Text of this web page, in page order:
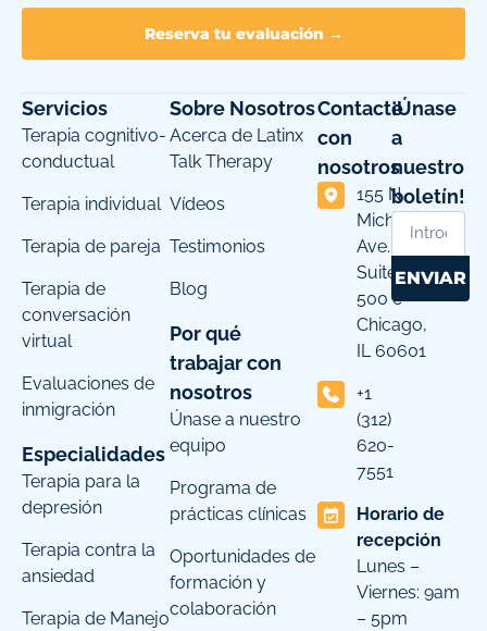
Reserva tu evaluación →
Servicios
Terapia cognitivo-
conductual
Terapia individual
Terapia de pareja
Terapia de
conversación
virtual
Evaluaciones de
inmigración
Especialidades
Terapia para la
depresión
Terapia contra la
ansiedad
Terapia de Manejo
Sobre Nosotros
Acerca de Latinx
Talk Therapy
Vídeos
Testimonios
Blog
Por qué
trabajar con
nosotros
Únase a nuestro
equipo
Programa de
prácticas clínicas
Oportunidades de
formación y
colaboración
Contacte
con
nosotros
155 N
Michigan
Ave.
Suite
500 c
Chicago,
IL 60601
+1
(312)
620-
7551
Horario de
recepción
Lunes –
Viernes: 9am
– 5pm
¡Únase
a
nuestro
boletín!
ENVIAR